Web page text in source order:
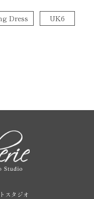
Dress UK6
スタジオ